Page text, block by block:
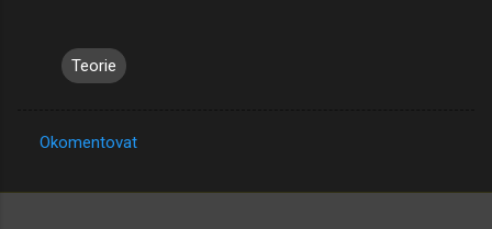
Teorie
o
Okomentovat